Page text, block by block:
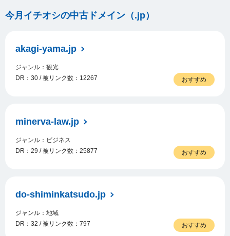
今月イチオシの中古ドメイン（.jp）
akagi-yama.jp
ジャンル：観光
DR：30 / 被リンク数：12267
おすすめ
minerva-law.jp
ジャンル：ビジネス
DR：29 / 被リンク数：25877
おすすめ
do-shiminkatsudo.jp
ジャンル：地域
DR：32 / 被リンク数：797
おすすめ